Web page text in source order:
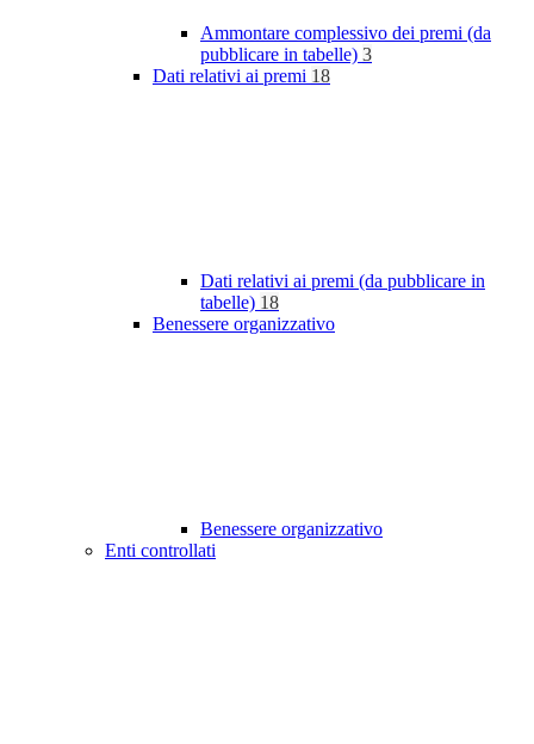
Ammontare complessivo dei premi (da
pubblicare in tabelle) 3
Dati relativi ai premi 18
Dati relativi ai premi (da pubblicare in
tabelle) 18
Benessere organizzativo
Benessere organizzativo
Enti controllati